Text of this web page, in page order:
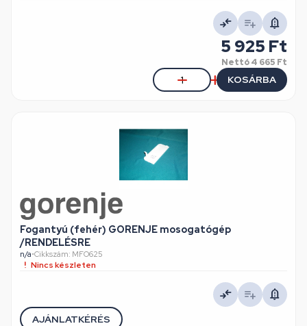
5 925 Ft
Nettó4 665 Ft
KOSÁRBA
Fogantyú (fehér) GORENJE mosogatógép
/RENDELÉSRE
n/a•Cikkszám: MFO625
Nincs készleten
AJÁNLATKÉRÉS